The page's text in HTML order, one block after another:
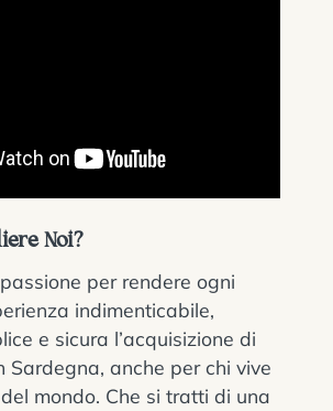
Noi?
per rendere ogni
indimenticabile,
e sicura l’acquisizione di
Sardegna, anche per chi vive
mondo. Che si tratti di una